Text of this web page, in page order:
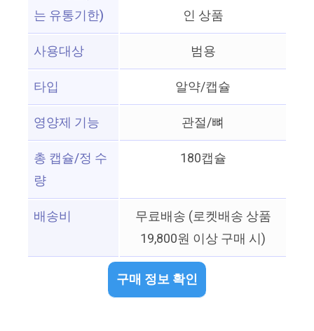
는 유통기한)
인 상품
사용대상
범용
타입
알약/캡슐
영양제 기능
관절/뼈
총 캡슐/정 수
량
180캡슐
배송비
무료배송 (로켓배송 상품
19,800원 이상 구매 시)
구매 정보 확인